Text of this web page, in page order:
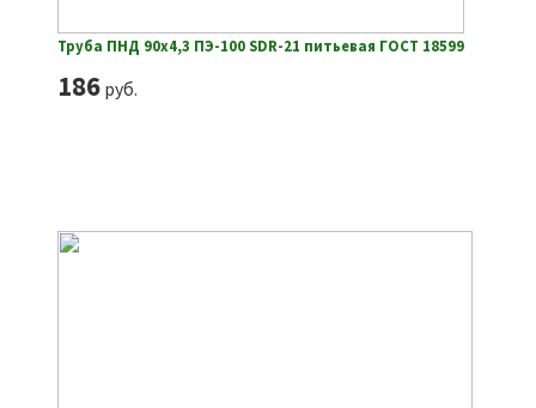
Труба ПНД 90х4,3 ПЭ-100 SDR-21 питьевая ГОСТ 18599
186руб.